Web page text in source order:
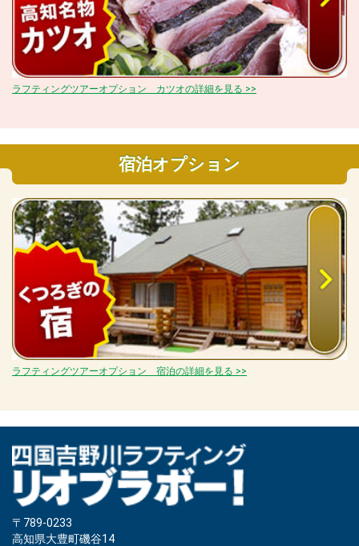
ラフティングツアーオプション カツオの詳細を見る >>
宿泊オプション
ラフティングツアーオプション 宿泊の詳細を見る >>
〒789-0233
高知県大豊町磯谷14